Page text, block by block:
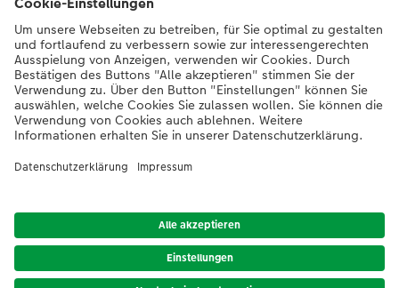
Informationen
Sortiment
Inspirationen
*Die Preise gelten inkl. MwSt. zzgl. Versandkosten (ggf. auch bei Filialabholung)